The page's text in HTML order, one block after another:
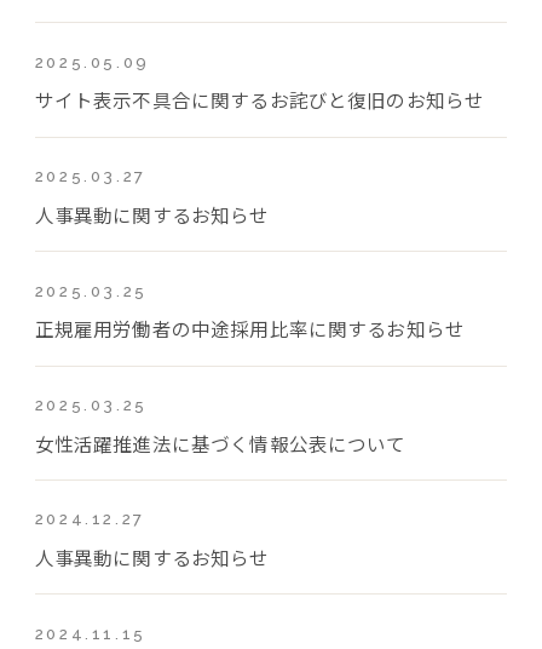
2025.05.09
サイト表示不具合に関するお詫びと復旧のお知らせ
2025.03.27
人事異動に関するお知らせ
2025.03.25
正規雇用労働者の中途採用比率に関するお知らせ
2025.03.25
女性活躍推進法に基づく情報公表について
2024.12.27
人事異動に関するお知らせ
2024.11.15